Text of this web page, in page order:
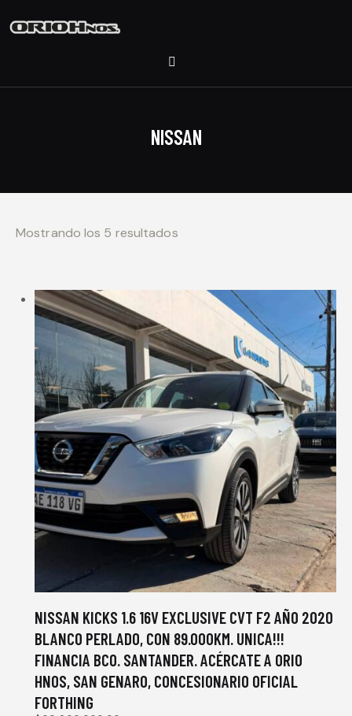
NISSAN
Mostrando los 5 resultados
NISSAN KICKS 1.6 16V EXCLUSIVE CVT F2 AÑO 2020
BLANCO PERLADO, CON 89.000KM. UNICA!!!
FINANCIA BCO. SANTANDER. ACÉRCATE A ORIO
HNOS, SAN GENARO, CONCESIONARIO OFICIAL
FORTHING